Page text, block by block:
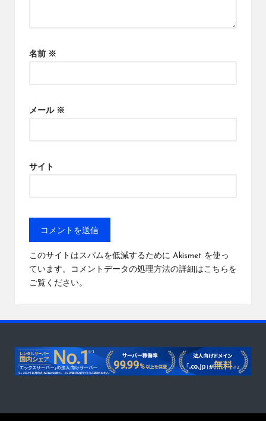
名前 ※
メール ※
サイト
このサイトはスパムを低減するために Akismet を使っ
ています。
コメントデータの処理方法の詳細はこちらを
ご覧ください。